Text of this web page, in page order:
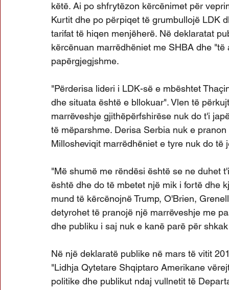
këtë. Ai po shfrytëzon kërcënimet për
Kurtit dhe po përpiqet të grumbullojë LDK
tarifat të hiqen menjëherë. Në deklaratat
kërcënuan marrëdhëniet me SHBA dhe
papërgjegjshme.
"Përderisa lideri i LDK-së e mbështet
dhe situata është e bllokuar". Vlen të
marrëveshje gjithëpërfshirëse nuk do t'i
të mëparshme. Derisa Serbia nuk e
Millosheviqit marrëdhëniet e tyre nuk do të
"Më shumë me rëndësi është se ne duhet
është dhe do të mbetet një mik i fortë dhe
mund të kërcënojnë Trump, O'Brien,
detyrohet të pranojë një marrëveshje me
dhe publiku i saj nuk e kanë parë për
Në një deklaratë publike në mars të vitit
"Lidhja Qytetare Shqiptaro Amerikane
politike dhe publikut ndaj vullnetit të